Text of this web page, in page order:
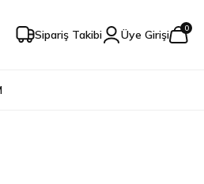
Sipariş Takibi Üye Girişi 0